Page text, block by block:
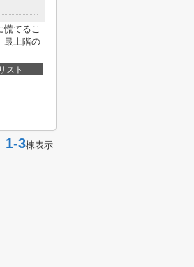
慌てるこ
最上階の
スト
3棟表示